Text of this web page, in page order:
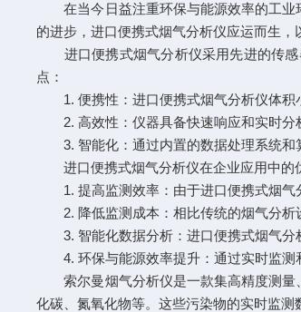
在当今日益注重环保与能源效率的工业
的进步，进口便携式烟气分析仪应运而生，
进口便携式烟气分析仪采用先进的传感
点：
1. 便携性：进口便携式烟气分析仪体积
2. 高效性：仪器具备快速响应和实时分
3. 智能化：通过内置的数据处理系统和
进口便携式烟气分析仪在企业应用中的
1. 提高监测效率：由于进口便携式烟气
2. 降低监测成本：相比传统的烟气分析
3. 智能化数据分析：进口便携式烟气分
4. 环保与能源效率提升：通过实时监测
索尔曼烟气分析仪是一款集高精度测
化碳、氮氧化物等。这些污染物的实时监测